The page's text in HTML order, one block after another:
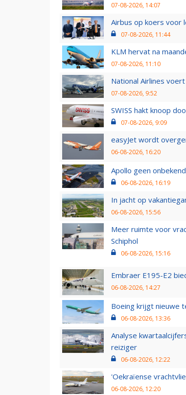
07-08-2026, 14:07
Airbus op koers voor
07-08-2026, 11:44
KLM hervat na
07-08-2026, 11:10
National Airlines
07-08-2026, 9:52
SWISS hakt knoop
07-08-2026, 9:09
easyJet wordt
06-08-2026, 16:20
Apollo geen
06-08-2026, 16:19
In jacht op
06-08-2026, 15:56
Meer ruimte voor
Schiphol
06-08-2026, 15:16
Embraer E195-E2
06-08-2026, 14:27
Boeing krijgt nieuwe
06-08-2026, 13:36
Analyse
reiziger
06-08-2026, 12:22
'Oekraïense
06-08-2026, 12:20